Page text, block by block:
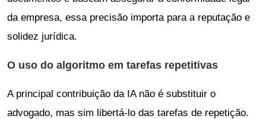
da empresa, essa precisão importa para a reputação e
solidez jurídica.
O uso do algoritmo em tarefas repetitivas
A principal contribuição da IA não é substituir o
advogado, mas sim libertá-lo das tarefas de repetição.